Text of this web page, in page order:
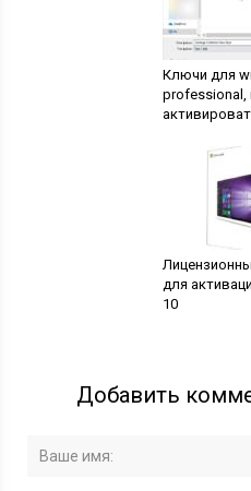
Ключи для
professional,
для
10
Добавить